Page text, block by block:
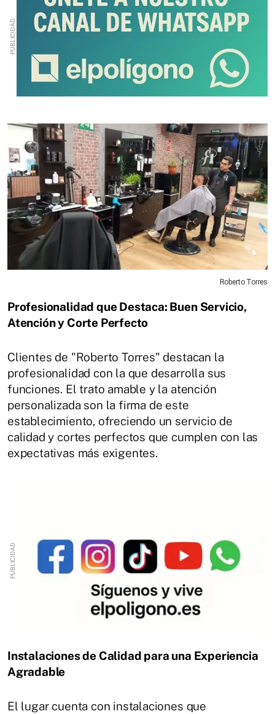
Roberto Torres
Profesionalidad que Destaca: Buen Servicio,
Atención y Corte Perfecto
Clientes de "Roberto Torres" destacan la
profesionalidad con la que desarrolla sus
funciones. El trato amable y la atención
personalizada son la firma de este
establecimiento, ofreciendo un servicio de
calidad y cortes perfectos que cumplen con las
expectativas más exigentes.
Instalaciones de Calidad para una Experiencia
Agradable
El lugar cuenta con instalaciones que